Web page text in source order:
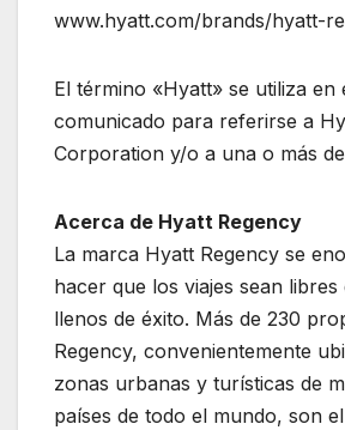
www.hyatt.com/brands/hyatt-
El término «Hyatt» se utiliza en
comunicado para referirse a
Corporation y/o a una o más
Acerca de Hyatt Regency
La marca Hyatt Regency se
hacer que los viajes sean libres
llenos de éxito. Más de 230
Regency, convenientemente
zonas urbanas y turísticas de
países de todo el mundo, son